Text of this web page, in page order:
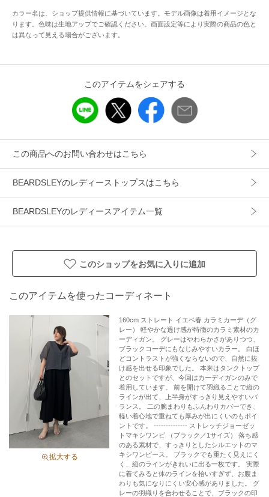
ーのネックの縫製が少し変わります。
【カーディガン】
綿100%
洗濯表示：手洗い可
※着用時・洗濯時は、必ず取扱い表示・タグをご確認の上、
----------------------------------
伸縮性：あり
厚み：ふつう
透け感：あり（インナー付き）
----------------------------------
《お取り扱い上のご注意》
・タンブル乾燥不可
《予約商品について》
・サンプルの為、素材情報、洗濯表示については企画段階の
情報を記載しております。公的機関での試験データ結果を受
け、量産にあたり混率や洗濯方法の変更が発生する場合がご
カラー名は、ショップ提供情報に基づいています。モデル画像は着用イメージとな
ります。色味は生地アップでご確認ください。画面設定等により実際の商品の色と
は異なって見える場合がございます。
このアイテムをシェアする
この商品へのお問い合わせはこちら
BEARDSLEYのレディーストップスはこちら
BEARDSLEYのレディースアイテム一覧
このショップをお気に入りに追加
このアイテムを使ったコーディネート
拡大する
160cm ストレート イエベ春 カラミカーデ（グ
レー） 軽やかな透け感が特徴のカラミ素材のカ
ーディガン。 グレーはやわらかさがありつつ、
ブラックコーデにもなじみやすいカラー。 白ほ
どコントラストが強くならないので、自然に抜
け感を出せる印象でした。 本来はタンクトップ
とのセットですが、今回はカーディガンのみで
着用しています。 前を開けて羽織ることで縦の
ラインが出て、上半身がすっきり見えやすいバ
ランス。 二の腕まわりもふんわりカバーでき、
軽い着心地で重ねても厚みが出にくいのもポイ
ントです。 -------------- ストレッチジョーゼッ
トマキシワンピ （ブラック／1サイズ） 落ち感
のある素材で、すっきりとしたシルエットのマ
キシワンピース。 ブラックでも重たく見えにく
く、縦のラインがきれいに出る一枚です。 実際
に着てみると体のラインを拾いすぎず、お腹ま
わりも気になりにくい安心感がありました。 グ
レーの羽織りを合わせることで、ブラックの印